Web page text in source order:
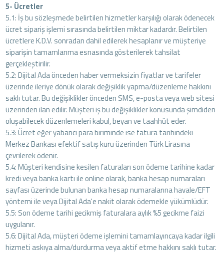
5- Ücretler
5.1: İş bu sözleşmede belirtilen hizmetler karşılığı olarak ödenecek
ücret sipariş işlemi sırasında belirtilen miktar kadardır. Belirtilen
ücretlere K.D.V. sonradan dahil edilerek hesaplanır ve müşteriye
siparişin tamamlanma esnasında gösterilerek tahsilat
gerçekleştirilir.
5.2: Dijital Ada önceden haber vermeksizin fiyatlar ve tarifeler
üzerinde ileriye dönük olarak değişiklik yapma/düzenleme hakkını
saklı tutar. Bu değişiklikler önceden SMS, e-posta veya web sitesi
üzerinden ilan edilir. Müşteri iş bu değişiklikler konusunda şimdiden
oluşabilecek düzenlemeleri kabul, beyan ve taahhüt eder.
5.3: Ücret eğer yabancı para biriminde ise fatura tarihindeki
Merkez Bankası efektif satış kuru üzerinden Türk Lirasına
çevrilerek ödenir.
5.4: Müşteri kendisine kesilen faturaları son ödeme tarihine kadar
kredi veya banka kartı ile online olarak, banka hesap numaraları
sayfası üzerinde bulunan banka hesap numaralarına havale/EFT
yöntemi ile veya Dijital Ada'e nakit olarak ödemekle yükümlüdür.
5.5: Son ödeme tarihi gecikmiş faturalara aylık %5 gecikme faizi
uygulanır.
5.6: Dijital Ada, müşteri ödeme işlemini tamamlayıncaya kadar ilgili
hizmeti askıya alma/durdurma veya aktif etme hakkını saklı tutar.